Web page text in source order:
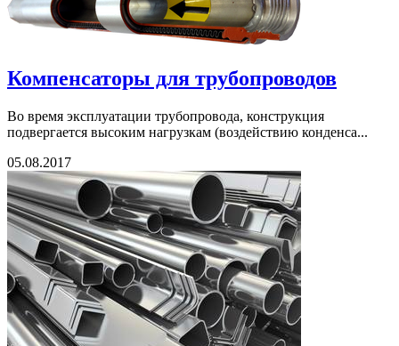
Компенсаторы для трубопроводов
Во время эксплуатации трубопровода, конструкция
подвергается высоким нагрузкам (воздействию конденса...
05.08.2017